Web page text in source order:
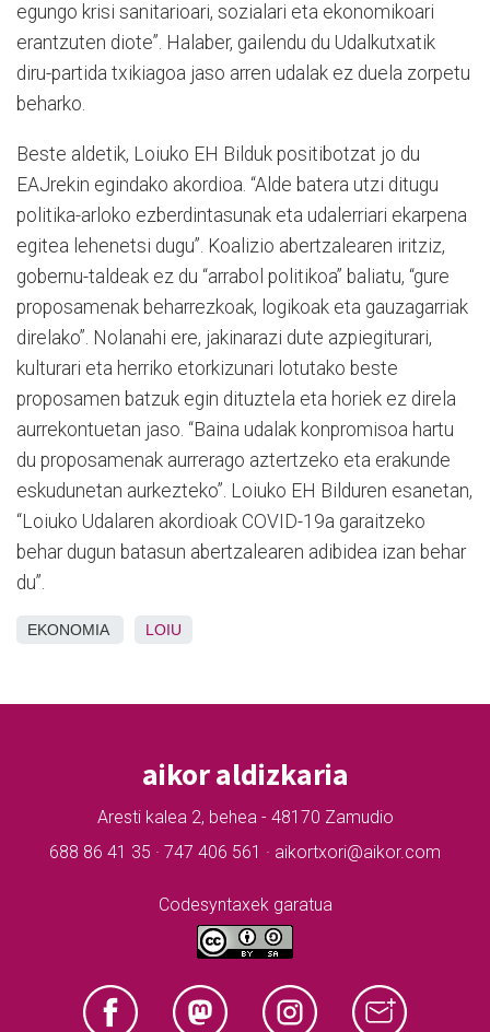
egungo krisi sanitarioari, sozialari eta ekonomikoari
erantzuten diote”. Halaber, gailendu du Udalkutxatik
diru-partida txikiagoa jaso arren udalak ez duela zorpetu
beharko.
Beste aldetik, Loiuko EH Bilduk positibotzat jo du
EAJrekin egindako akordioa. “Alde batera utzi ditugu
politika-arloko ezberdintasunak eta udalerriari ekarpena
egitea lehenetsi dugu”. Koalizio abertzalearen iritziz,
gobernu-taldeak ez du “arrabol politikoa” baliatu, “gure
proposamenak beharrezkoak, logikoak eta gauzagarriak
direlako”. Nolanahi ere, jakinarazi dute azpiegiturari,
kulturari eta herriko etorkizunari lotutako beste
proposamen batzuk egin dituztela eta horiek ez direla
aurrekontuetan jaso. “Baina udalak konpromisoa hartu
du proposamenak aurrerago aztertzeko eta erakunde
eskudunetan aurkezteko”. Loiuko EH Bilduren esanetan,
“Loiuko Udalaren akordioak COVID-19a garaitzeko
behar dugun batasun abertzalearen adibidea izan behar
du”.
EKONOMIA LOIU
aikor aldizkaria
Aresti kalea 2, behea - 48170 Zamudio
688 86 41 35 · 747 406 561 · aikortxori@aikor.com
Codesyntaxek garatua